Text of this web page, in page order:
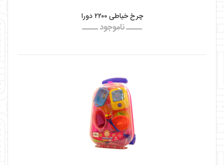
چرخ خیاطی ۲۲۰۰ دورا
ـــــ ناموجود ـــــ